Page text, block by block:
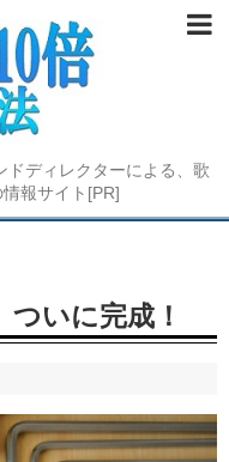
ディレクターによる、歌
報サイト[PR]
いに完成！